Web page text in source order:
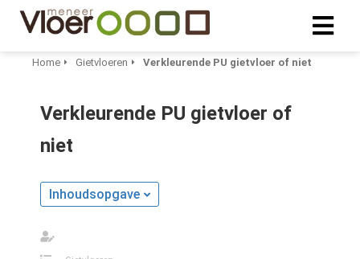
Home Gietvloeren Verkleurende PU gietvloer of niet
Verkleurende PU gietvloer of
niet
Inhoudsopgave
om